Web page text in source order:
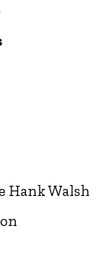
Hank Walsh